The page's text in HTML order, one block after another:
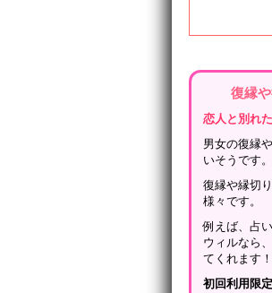
復縁
恋人と別れ
男女の復縁
いそうです。
復縁や縁切
様々です。
例えば、占
ウィルなら
てくれます！
初回利用限